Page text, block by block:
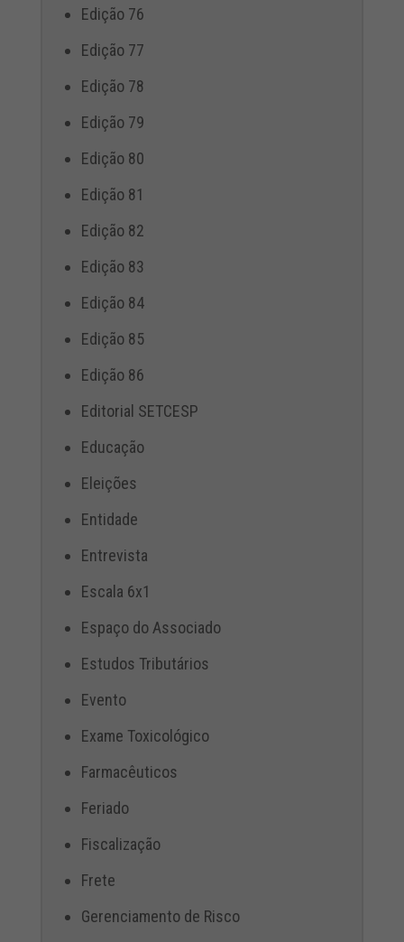
Edição 76
Edição 77
Edição 78
Edição 79
Edição 80
Edição 81
Edição 82
Edição 83
Edição 84
Edição 85
Edição 86
Editorial SETCESP
Educação
Eleições
Entidade
Entrevista
Escala 6x1
Espaço do Associado
Estudos Tributários
Evento
Exame Toxicológico
Farmacêuticos
Feriado
Fiscalização
Frete
Gerenciamento de Risco